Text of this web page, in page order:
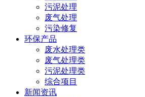
污泥处理
废气处理
污染修复
环保产品
废水处理类
废气处理类
污泥处理类
综合项目
新闻资讯